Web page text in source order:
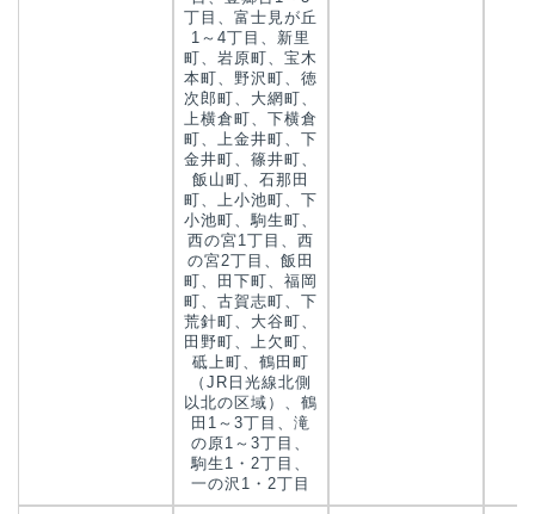
丁目、富士見が丘
1～4丁目、新里
町、岩原町、宝木
本町、野沢町、徳
次郎町、大網町、
上横倉町、下横倉
町、上金井町、下
金井町、篠井町、
飯山町、石那田
町、上小池町、下
小池町、駒生町、
西の宮1丁目、西
の宮2丁目、飯田
町、田下町、福岡
町、古賀志町、下
荒針町、大谷町、
田野町、上欠町、
砥上町、鶴田町
（JR日光線北側
以北の区域）、鶴
田1～3丁目、滝
の原1～3丁目、
駒生1・2丁目、
一の沢1・2丁目